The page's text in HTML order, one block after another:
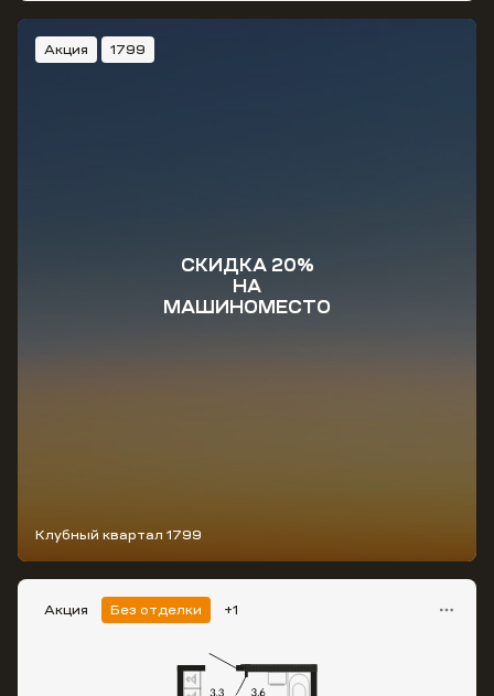
Акция Без отделки +1
Акция 1799
СКИДКА 20%
НА
МАШИНОМЕСТО
Клубный квартал 1799